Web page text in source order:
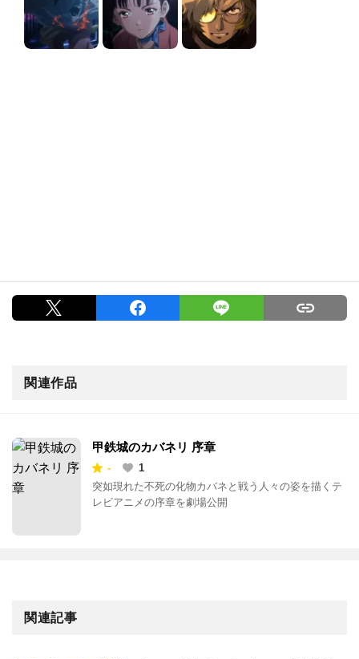
関連作品
甲鉄城のカバネリ 序章
-
1
突如現れた不死の化物カバネと戦う人々の姿を描くテ
レビアニメの序章を劇場公開
関連記事